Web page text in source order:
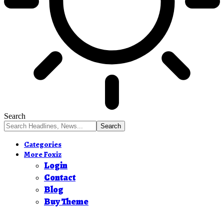
Search
Categories
More Foxiz
Login
Contact
Blog
Buy Theme